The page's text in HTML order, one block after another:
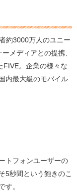
約3000万人のユニー
メディアとの提携、
FIVE。企業の様々な
内最大級のモバイル
トフォンユーザーの
5秒間という飽きのこ
す。